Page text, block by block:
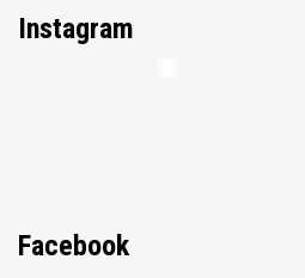
Instagram
Facebook